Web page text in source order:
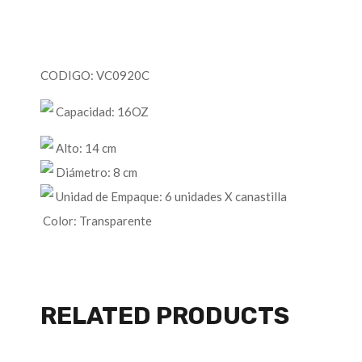
CODIGO: VC0920C
Capacidad: 16OZ
Alto: 14 cm
Diámetro: 8 cm
Unidad de Empaque: 6 unidades X canastilla
Color: Transparente
RELATED PRODUCTS